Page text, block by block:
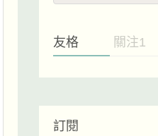
友格 關注1
訂閱